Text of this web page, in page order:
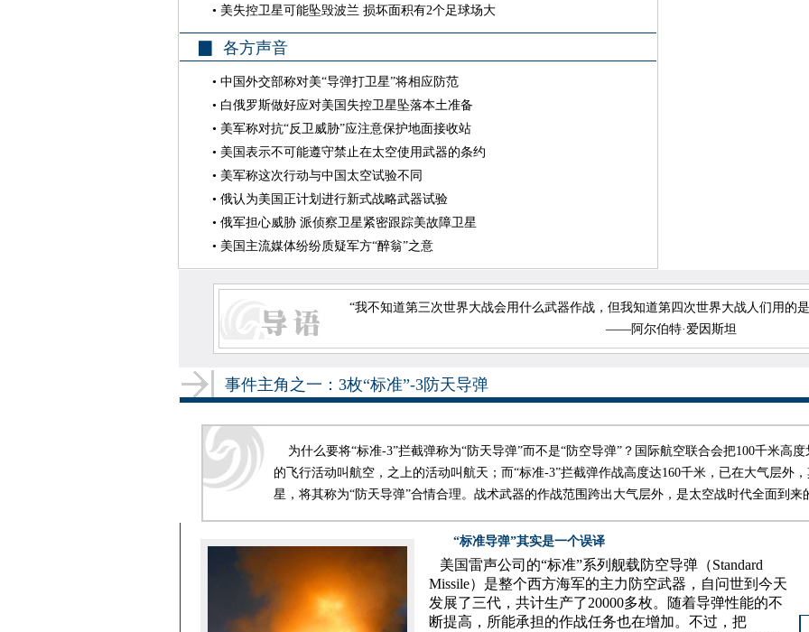
• 美失控卫星可能坠毁波兰 损坏面积有2个足球场大
▉ 各方声音
• 中国外交部称对美“导弹打卫星”将相应防范
• 白俄罗斯做好应对美国失控卫星坠落本土准备
• 美军称对抗“反卫威胁”应注意保护地面接收站
• 美国表示不可能遵守禁止在太空使用武器的条约
• 美军称这次行动与中国太空试验不同
• 俄认为美国正计划进行新式战略武器试验
• 俄军担心威胁 派侦察卫星紧密跟踪美故障卫星
• 美国主流媒体纷纷质疑军方“醉翁”之意
“我不知道第三次世界大战会用什么武器作战，但我知道第四次世界大战人们用的
——阿尔伯特·爱因斯坦
事件主角之一：3枚“标准”-3防天导弹
为什么要将“标准-3”拦截弹称为“防天导弹”而不是“防空导弹”？国际航空联合会把100千米高
的飞行活动叫航空，之上的活动叫航天；而“标准-3”拦截弹作战高度达160千米，已在大气层外
星，将其称为“防天导弹”合情合理。战术武器的作战范围跨出大气层外，是太空战时代全面到来
“标准导弹”其实是一个误译
美国雷声公司的“标准”系列舰载防空导弹（Standard
Missile）是整个西方海军的主力防空武器，自问世到今天
发展了三代，共计生产了20000多枚。随着导弹性能的不
断提高，所能承担的作战任务也在增加。不过，把